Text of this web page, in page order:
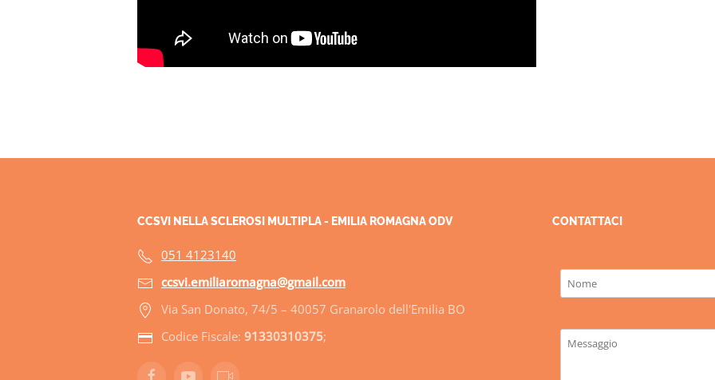
CCSVI NELLA SCLEROSI MULTIPLA - EMILIA ROMAGNA ODV
051 4123140
ccsvi.emiliaromagna@gmail.com
Via San Donato, 74/5 – 40057 Granarolo dell'Emilia BO
Codice Fiscale: 91330310375;
CONTATTACI